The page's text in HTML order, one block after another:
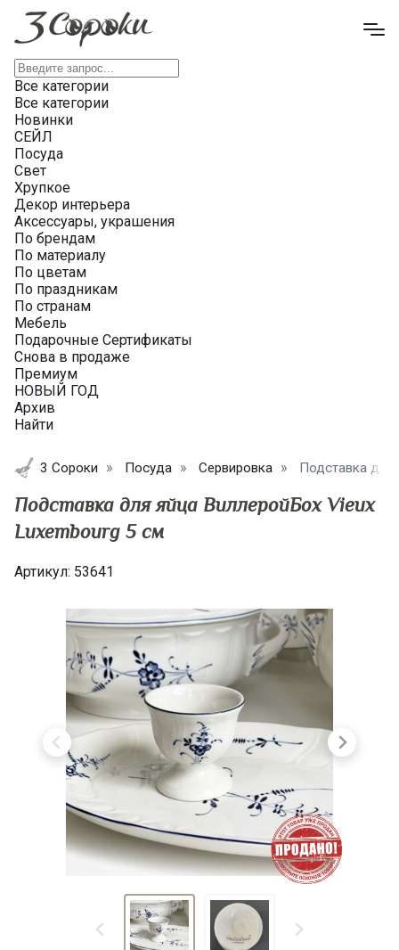
Все категории
Все категории
Новинки
СЕЙЛ
Посуда
Свет
Хрупкое
Декор интерьера
Аксессуары, украшения
По брендам
По материалу
По цветам
По праздникам
По странам
Мебель
Подарочные Сертификаты
Снова в продаже
Премиум
НОВЫЙ ГОД
Архив
Найти
3 Сороки Посуда Сервировка Подставка для
Подставка для яйца ВиллеройБох Vieux
Luxembourg 5 см
Артикул: 53641